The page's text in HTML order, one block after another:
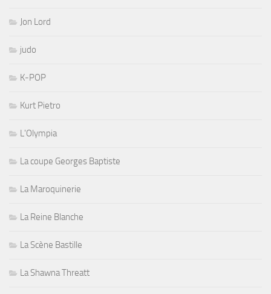
Jon Lord
judo
K-POP
Kurt Pietro
L'Olympia
La coupe Georges Baptiste
La Maroquinerie
La Reine Blanche
La Scène Bastille
La Shawna Threatt